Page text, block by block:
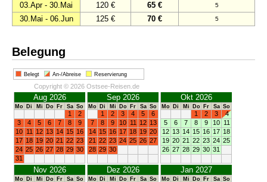
03.Apr - 30.Mai 120 € 65 € 5
30.Mai - 06.Jun 125 € 70 € 5
Belegung
Belegt An-/Abreise Reservierung
Copyright © 2026 Ostsee-Reisen.de
Aug 2026
Mo Di Mi Do Fr Sa So
1
2
3
4 5 6 7 8
9
10 11 12 13 14 15 16
17 18 19 20 21 22 23
24 25 26 27 28 29 30
31
Sep 2026
Mo Di Mi Do Fr Sa So
1 2 3 4 5
6
7
8 9 10 11 12 13
14 15 16 17 18 19 20
21 22 23 24 25 26 27
28 29 30
Okt 2026
Mo Di Mi Do Fr Sa So
1 2 3
4
5
6 7 8 9 10 11
12 13 14 15 16 17 18
19 20 21 22 23 24 25
26 27 28 29 30 31
Nov 2026
Mo Di Mi Do Fr Sa So
Dez 2026
Mo Di Mi Do Fr Sa So
Jan 2027
Mo Di Mi Do Fr Sa So